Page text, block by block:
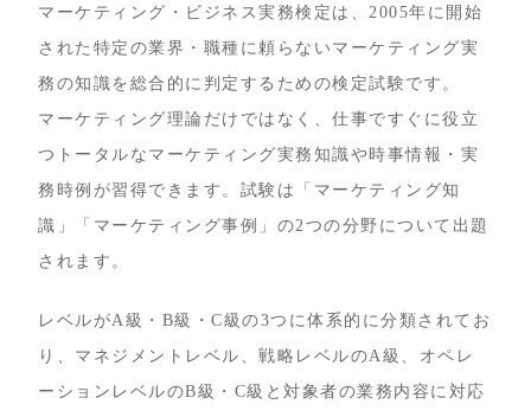
マーケティング・ビジネス実務検定は、2005年に開始
された特定の業界・職種に頼らないマーケティング実
務の知識を総合的に判定するための検定試験です。
マーケティング理論だけではなく、仕事ですぐに役立
つトータルなマーケティング実務知識や時事情報・実
務時例が習得できます。試験は「マーケティング知
識」「マーケティング事例」の2つの分野について出題
されます。
レベルがA級・B級・C級の3つに体系的に分類されてお
り、マネジメントレベル、戦略レベルのA級、オペレ
ーションレベルのB級・C級と対象者の業務内容に対応